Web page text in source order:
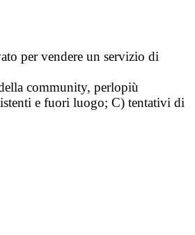
per vendere un servizio di
community, perlopiù
e fuori luogo; C) tentativi di